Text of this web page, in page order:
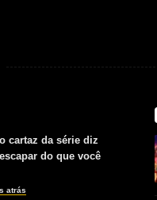
cartaz da série diz
do que você
atrás